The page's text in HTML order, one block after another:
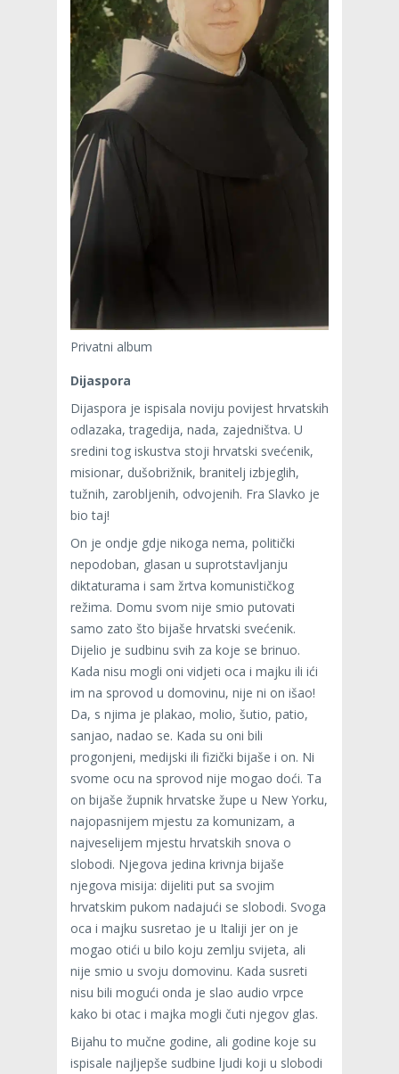
Privatni album
Dijaspora
Dijaspora je ispisala noviju povijest hrvatskih
odlazaka, tragedija, nada, zajedništva. U
sredini tog iskustva stoji hrvatski svećenik,
misionar, dušobrižnik, branitelj izbjeglih,
tužnih, zarobljenih, odvojenih. Fra Slavko je
bio taj!
On je ondje gdje nikoga nema, politički
nepodoban, glasan u suprotstavljanju
diktaturama i sam žrtva komunističkog
režima. Domu svom nije smio putovati
samo zato što bijaše hrvatski svećenik.
Dijelio je sudbinu svih za koje se brinuo.
Kada nisu mogli oni vidjeti oca i majku ili ići
im na sprovod u domovinu, nije ni on išao!
Da, s njima je plakao, molio, šutio, patio,
sanjao, nadao se. Kada su oni bili
progonjeni, medijski ili fizički bijaše i on. Ni
svome ocu na sprovod nije mogao doći. Ta
on bijaše župnik hrvatske župe u New Yorku,
najopasnijem mjestu za komunizam, a
najveselijem mjestu hrvatskih snova o
slobodi. Njegova jedina krivnja bijaše
njegova misija: dijeliti put sa svojim
hrvatskim pukom nadajući se slobodi. Svoga
oca i majku susretao je u Italiji jer on je
mogao otići u bilo koju zemlju svijeta, ali
nije smio u svoju domovinu. Kada susreti
nisu bili mogući onda je slao audio vrpce
kako bi otac i majka mogli čuti njegov glas.
Bijahu to mučne godine, ali godine koje su
ispisale najljepše sudbine ljudi koji u slobodi